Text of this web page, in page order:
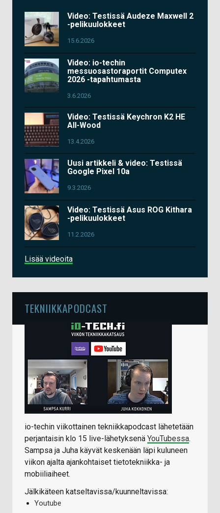
Video: Testissä Audeze Maxwell 2
-pelikuulokkeet
15.6.2026
Video: io-techin
messuosastoraportit Computex
2026 -tapahtumasta
3.6.2026
Video: Testissä Keychron K2 HE
All-Wood
13.4.2026
Uusi artikkeli & video: Testissä
Google Pixel 10a
9.3.2026
Video: Testissä Asus ROG Kithara
-pelikuulokkeet
11.2.2026
Lisää videoita
TEKNIIKKAPODCAST
io-techin viikottainen tekniikkapodcast lähetetään
perjantaisin klo 15 live-lähetyksenä YouTubessa.
Sampsa ja Juha käyvät keskenään läpi kuluneen
viikon ajalta ajankohtaiset tietotekniikka- ja
mobiiliaiheet.
Jälkikäteen katseltavissa/kuunneltavissa:
Youtube